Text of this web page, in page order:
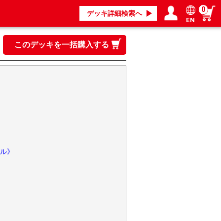
デッキ詳細検索へ
ログイン／会員登録
マイページ
EN
0
このデッキを一括購入する
》